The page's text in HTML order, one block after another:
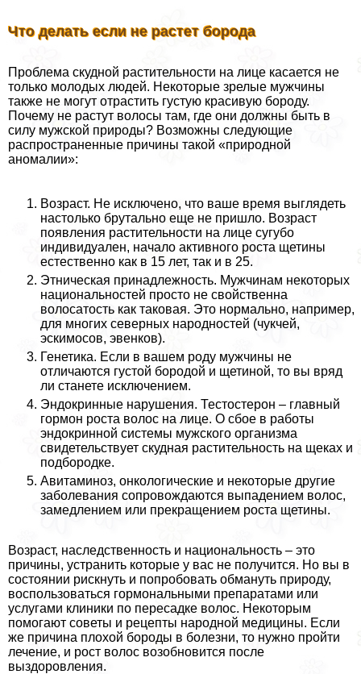
Что делать если не растет борода
Проблема скудной растительности на лице касается не
только молодых людей. Некоторые зрелые мужчины
также не могут отрастить густую красивую бороду.
Почему не растут волосы там, где они должны быть в
силу мужской природы? Возможны следующие
распространенные причины такой «природной
аномалии»:
Возраст. Не исключено, что ваше время выглядеть
настолько брутально еще не пришло. Возраст
появления растительности на лице сугубо
индивидуален, начало активного роста щетины
естественно как в 15 лет, так и в 25.
Этническая принадлежность. Мужчинам некоторых
национальностей просто не свойственна
волосатость как таковая. Это нормально, например,
для многих северных народностей (чукчей,
эскимосов, эвенков).
Генетика. Если в вашем роду мужчины не
отличаются густой бородой и щетиной, то вы вряд
ли станете исключением.
Эндокринные нарушения. Тестостерон – главный
гормон роста волос на лице. О сбое в работы
эндокринной системы мужского организма
свидетельствует скудная растительность на щеках и
подбородке.
Авитаминоз, oнкoлoгические и некоторые другие
заболевания сопровождаются выпадением волос,
замедлением или прекращением роста щетины.
Возраст, наследственность и национальность – это
причины, устранить которые у вас не получится. Но вы в
состоянии рискнуть и попробовать обмануть природу,
воспользоваться гормональными препаратами или
услугами клиники по пересадке волос. Некоторым
помогают советы и рецепты народной медицины. Если
же причина плохой бороды в болезни, то нужно пройти
лечение, и рост волос возобновится после
выздоровления.